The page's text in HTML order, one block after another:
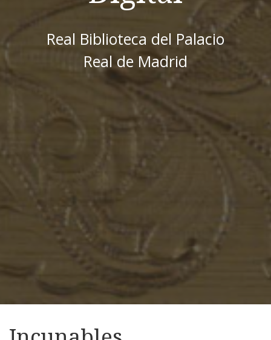
Real Biblioteca del Palacio
Real de Madrid